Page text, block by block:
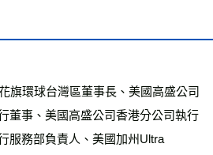
董事、美國高盛公司香港分公司執行
服務部負責人、美國加州Ultra